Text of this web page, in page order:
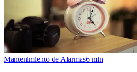
Mantenimiento de Alarmas6 min